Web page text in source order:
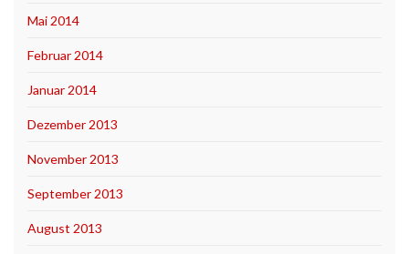
Mai 2014
Februar 2014
Januar 2014
Dezember 2013
November 2013
September 2013
August 2013